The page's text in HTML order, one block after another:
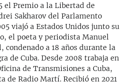
el Premio a la Libertad de
Sakharov del Parlamento
viajó a Estados Unidos junto su
el poeta y periodista Manuel
condenado a 18 años durante la
de Cuba. Desde 2008 trabaja en
de Transmisiones a Cuba,
de Radio Martí. Recibió en 2021